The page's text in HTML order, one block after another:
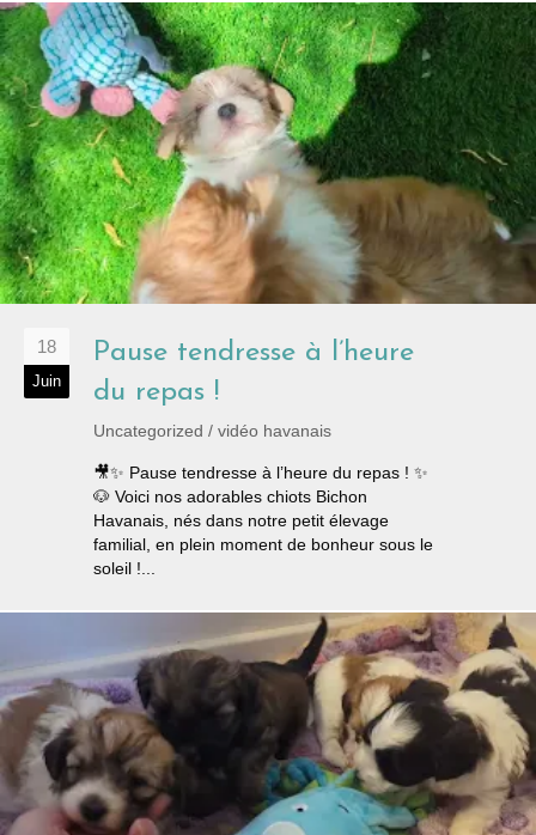
18
Juin
Pause tendresse à l’heure
du repas !
Uncategorized / vidéo havanais
🎥✨ Pause tendresse à l’heure du repas ! ✨
🐶 Voici nos adorables chiots Bichon
Havanais, nés dans notre petit élevage
familial, en plein moment de bonheur sous le
soleil !...